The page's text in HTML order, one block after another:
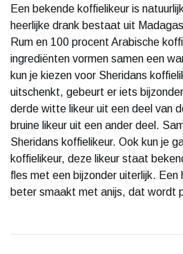
Een bekende koffielikeur is
heerlijke drank bestaat uit
Rum en 100 procent Arabische
ingrediënten vormen samen een
kun je kiezen voor Sheridans
uitschenkt, gebeurt er iets
derde witte likeur uit een deel van
bruine likeur uit een ander deel.
Sheridans koffielikeur. Ook kun je
koffielikeur, deze likeur staat
fles met een bijzonder uiterlijk. Een
beter smaakt met anijs, dat wordt